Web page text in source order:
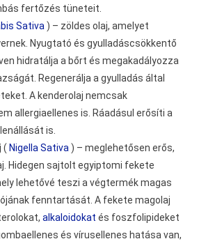
fertőzés tüneteit.
Sativa ) – zöldes olaj, amelyet
Nyugtató és gyulladáscsökkentő
hidratálja a bőrt és megakadályozza
Regenerálja a gyulladás által
A kenderolaj nemcsak
allergiaellenes is. Ráadásul erősíti a
is.
( Nigella Sativa ) – meglehetősen erős,
Hidegen sajtolt egyiptomi fekete
lehetővé teszi a végtermék magas
fenntartását. A fekete magolaj
alkaloidokat és foszfolipideket
és vírusellenes hatása van,